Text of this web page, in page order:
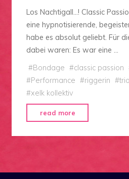
Los Nachtigall…! Classic
eine hypnotisierende,
habe es absolut geliebt. Für
dabei waren: Es war eine …
#Bondage #classic passion
#Performance #riggerin #
#xelk kollektiv
read more
Nachtigall…!"